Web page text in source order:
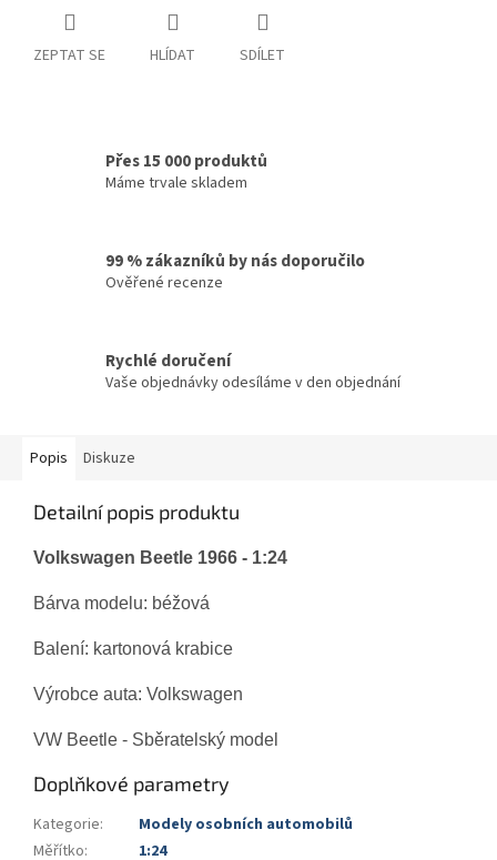
ZEPTAT SE HLÍDAT SDÍLET
Přes 15 000 produktů
Máme trvale skladem
99 % zákazníků by nás doporučilo
Ověřené recenze
Rychlé doručení
Vaše objednávky odesíláme v den objednání
Popis Diskuze
Detailní popis produktu
Volkswagen Beetle 1966 - 1:24
Bárva modelu: béžová
Balení: kartonová krabice
Výrobce auta: Volkswagen
VW Beetle - Sběratelský model
Doplňkové parametry
Kategorie:
Modely osobních automobilů
Měřítko: 1:24